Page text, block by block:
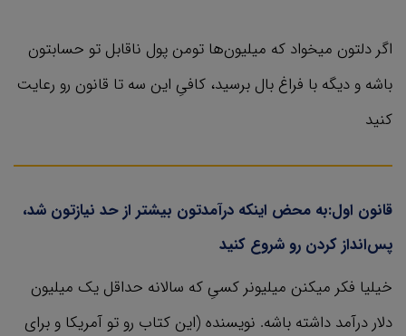
اگر دلتون میخواد که میلیون‌ها تومن پول ناقابل تو حسابتون
باشه و دیگه با فراغ بال برسید، کافیِ این سه تا قانون رو رعایت
کنید
قانون اول:به محض اینکه درآمدتون بیشتر از حد نیازتون شد،
پس‌انداز کردن رو شروع کنید
خیلیا فکر میکنن میلیونر کسیِ که سالانه حداقل یک میلیون
دلار درآمد داشته باشه. نویسنده‌ (این کتاب رو تو آمریکا و برای